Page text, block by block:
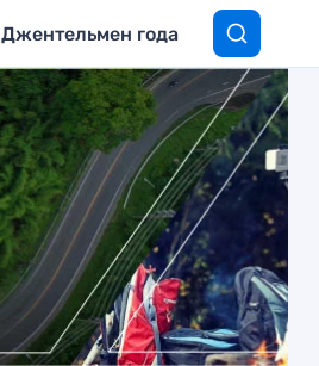
Джентельмен года